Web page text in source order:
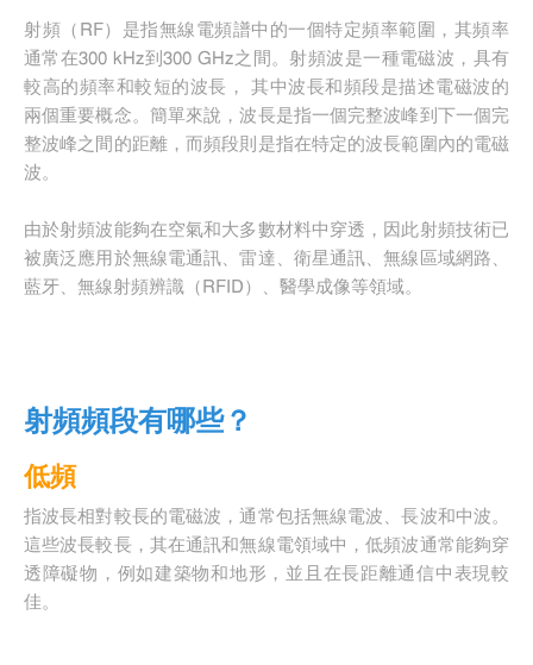
射頻（RF）是指無線電頻譜中的一個特定頻率範圍，其頻率
通常在300 kHz到300 GHz之間。射頻波是一種電磁波，具有
較高的頻率和較短的波長， 其中波長和頻段是描述電磁波的
兩個重要概念。簡單來說，波長是指一個完整波峰到下一個完
整波峰之間的距離，而頻段則是指在特定的波長範圍內的電磁
波。
由於射頻波能夠在空氣和大多數材料中穿透，因此射頻技術已
被廣泛應用於無線電通訊、雷達、衛星通訊、無線區域網路、
藍牙、無線射頻辨識（RFID）、醫學成像等領域。
射頻頻段有哪些？
低頻
指波長相對較長的電磁波，通常包括無線電波、長波和中波。
這些波長較長，其在通訊和無線電領域中，低頻波通常能夠穿
透障礙物，例如建築物和地形，並且在長距離通信中表現較
佳。